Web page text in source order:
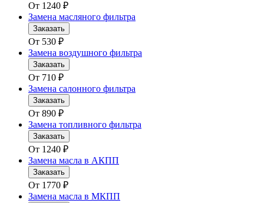
От 1240 ₽
Замена масляного фильтра
Заказать
От 530 ₽
Замена воздушного фильтра
Заказать
От 710 ₽
Замена салонного фильтра
Заказать
От 890 ₽
Замена топливного фильтра
Заказать
От 1240 ₽
Замена масла в АКПП
Заказать
От 1770 ₽
Замена масла в МКПП